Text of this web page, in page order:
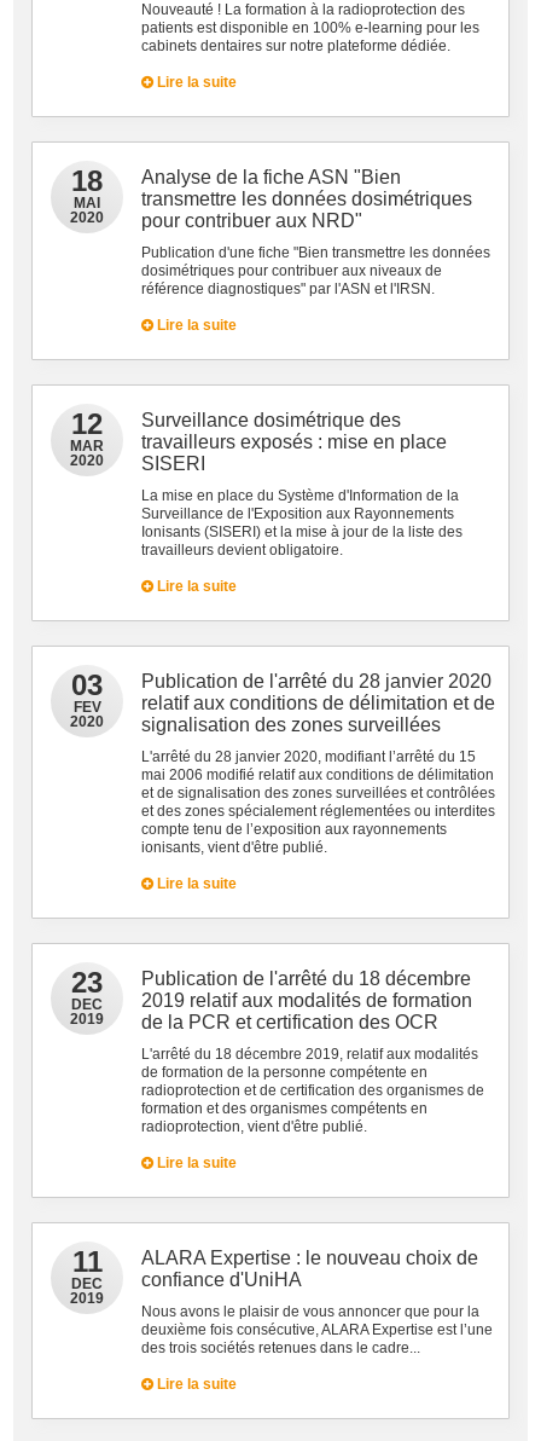
Nouveauté ! La formation à la radioprotection des
patients est disponible en 100% e-learning pour les
cabinets dentaires sur notre plateforme dédiée.
Lire la suite
18
MAI
2020
Analyse de la fiche ASN "Bien
transmettre les données dosimétriques
pour contribuer aux NRD"
Publication d'une fiche "Bien transmettre les données
dosimétriques pour contribuer aux niveaux de
référence diagnostiques" par l'ASN et l'IRSN.
Lire la suite
12
MAR
2020
Surveillance dosimétrique des
travailleurs exposés : mise en place
SISERI
La mise en place du Système d'Information de la
Surveillance de l'Exposition aux Rayonnements
Ionisants (SISERI) et la mise à jour de la liste des
travailleurs devient obligatoire.
Lire la suite
03
FEV
2020
Publication de l'arrêté du 28 janvier 2020
relatif aux conditions de délimitation et de
signalisation des zones surveillées
L'arrêté du 28 janvier 2020, modifiant l’arrêté du 15
mai 2006 modifié relatif aux conditions de délimitation
et de signalisation des zones surveillées et contrôlées
et des zones spécialement réglementées ou interdites
compte tenu de l’exposition aux rayonnements
ionisants, vient d'être publié.
Lire la suite
23
DEC
2019
Publication de l'arrêté du 18 décembre
2019 relatif aux modalités de formation
de la PCR et certification des OCR
L'arrêté du 18 décembre 2019, relatif aux modalités
de formation de la personne compétente en
radioprotection et de certification des organismes de
formation et des organismes compétents en
radioprotection, vient d'être publié.
Lire la suite
11
DEC
2019
ALARA Expertise : le nouveau choix de
confiance d'UniHA
Nous avons le plaisir de vous annoncer que pour la
deuxième fois consécutive, ALARA Expertise est l’une
des trois sociétés retenues dans le cadre...
Lire la suite